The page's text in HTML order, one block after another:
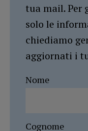
tua mail. Per
solo le
chiediamo
aggiornati i
Nome
Cognome